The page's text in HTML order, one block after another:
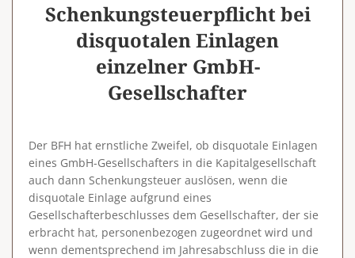
Schenkungsteuerpflicht bei
disquotalen Einlagen
einzelner GmbH-
Gesellschafter
Der BFH hat ernstliche Zweifel, ob disquotale Einlagen
eines GmbH-Gesellschafters in die Kapitalgesellschaft
auch dann Schenkungsteuer auslösen, wenn die
disquotale Einlage aufgrund eines
Gesellschafterbeschlusses dem Gesellschafter, der sie
erbracht hat, personenbezogen zugeordnet wird und
wenn dementsprechend im Jahresabschluss die in die